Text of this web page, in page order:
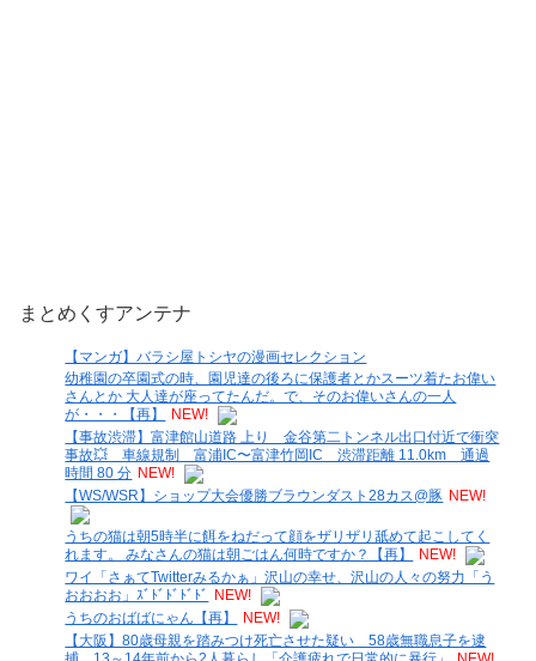
まとめくすアンテナ
【マンガ】バラシ屋トシヤの漫画セレクション
幼稚園の卒園式の時、園児達の後ろに保護者とかスーツ着たお偉い
さんとか 大人達が座ってたんだ。で、そのお偉いさんの一人
が・・・【再】
NEW!
【事故渋滞】富津館山道路 上り 金谷第二トンネル出口付近で衝突
事故💥 車線規制 富浦IC〜富津竹岡IC 渋滞距離 11.0km 通過
時間 80 分 NEW!
【WS/WSR】ショップ大会優勝ブラウンダスト28カス@豚 NEW!
うちの猫は朝5時半に餌をねだって顔をザリザリ舐めて起こしてく
れます。 みなさんの猫は朝ごはん何時ですか？【再】
NEW!
ワイ「さぁてTwitterみるかぁ」沢山の幸せ、沢山の人々の努力「う
おおおお」ｽﾞﾄﾞﾄﾞﾄﾞﾄﾞ
NEW!
うちのおばばにゃん【再】
NEW!
【大阪】80歳母親を踏みつけ死亡させた疑い 58歳無職息子を逮